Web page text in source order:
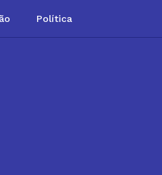
Política